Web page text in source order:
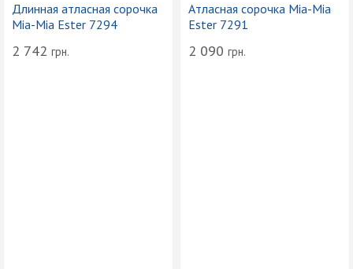
Длинная атласная сорочка
Mia-Mia Ester 7294
2 742 грн.
Атласная сорочка Mia-Mia
Ester 7291
2 090 грн.